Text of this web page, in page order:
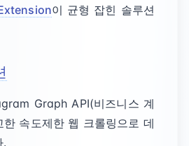
이 균형 잡힌 솔루션
Graph API(비즈니스 계
속도제한 웹 크롤링으로 데
.